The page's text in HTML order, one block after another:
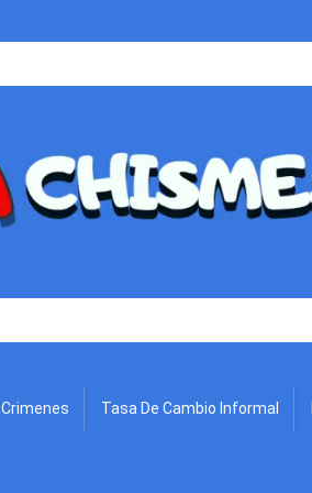
Crimenes Tasa De Cambio Informal